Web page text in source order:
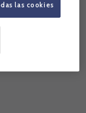
las cookies